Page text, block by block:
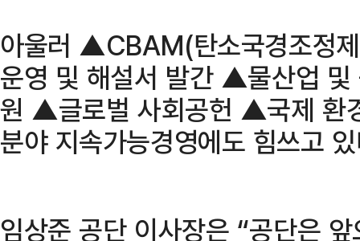
아울러 ▲CBAM(탄소국경조정
운영 및 해설서 발간 ▲물산업 및
원 ▲글로벌 사회공헌 ▲국제 환
분야 지속가능경영에도 힘쓰고
임상준 공단 이사장은 “공단은